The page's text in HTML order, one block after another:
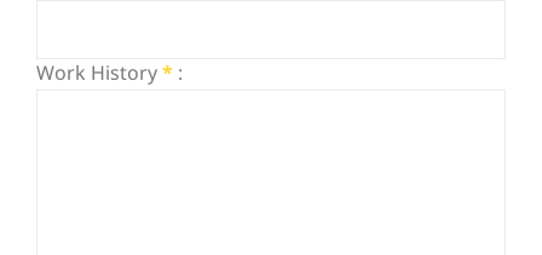
Work History* :